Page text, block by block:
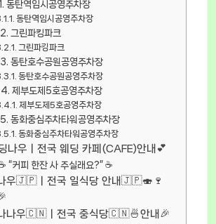
동탄역임시공영주차장
동탄역임시공영주차장
2. 그린파킹파크
그린파킹파크
3. 동탄호수공원공영주차장
동탄호수공원공영주차장
4. 제부도제5호공영주차장
제부도제5호공영주차장
5. 동화중심주차타워공영주차장
동화중심주차타워공영주차장
나우ㅣ전국 웨딩 카페(CAFE)안내💕
“커피 한잔 사 주실래요?” ☕
우🇯🇵ㅣ전국 일식당 안내🇯🇵🍣🍷
나우🇨🇳ㅣ전국 중식당🇨🇳🍜안내🎉